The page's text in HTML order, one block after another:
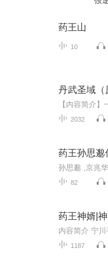
药王山
10
丹武圣域（
2032
药王孙思邈
82
药王神婿|
1187